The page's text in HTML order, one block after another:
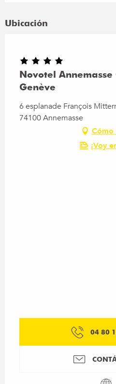
Ubicación
Novotel
Genève
6 esplanade François
74100 Annemasse
¡Voy
04 80